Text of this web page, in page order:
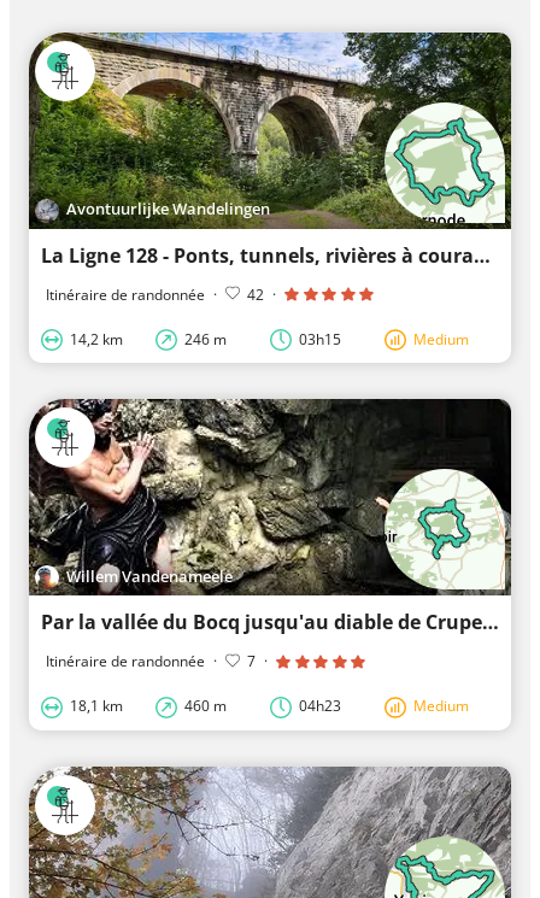
Avontuurlijke Wandelingen
La Ligne 128 - Ponts, tunnels, rivières à courant rapide et le plus beau village de Wallonie
Itinéraire de randonnée · 42 ·
14,2 km 246 m 03h15 Medium
Willem Vandenameele
Par la vallée du Bocq jusqu'au diable de Crupet
Itinéraire de randonnée · 7 ·
18,1 km 460 m 04h23 Medium